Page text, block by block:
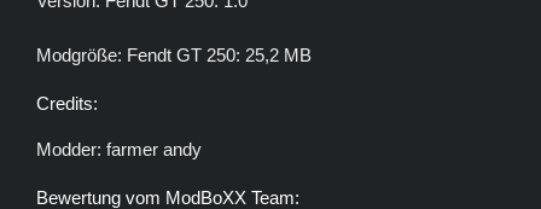
Modgröße: Fendt GT 250: 25,2 MB
Credits:
Modder: farmer andy
Bewertung vom ModBoXX Team: